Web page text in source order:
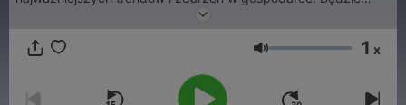
prosto, szybko i konkretnie. Serwujemy od poniedziałku do
jest Dom Maklerski Oanda TMS Brokers. - Radio TOK FM
Volume 1 x